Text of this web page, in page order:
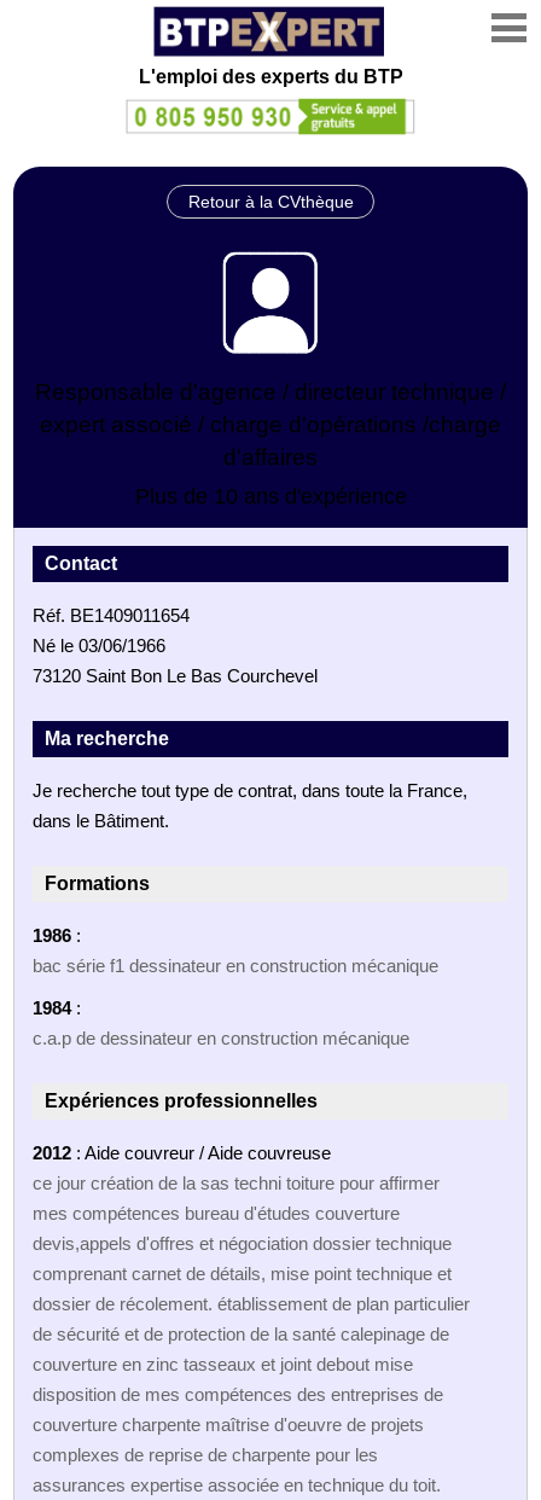
L'emploi des experts du BTP
Retour à la CVthèque
Responsable d'agence / directeur technique /
expert associé / charge d'opérations /charge
d'affaires
Plus de 10 ans d'expérience
Contact
Réf. BE1409011654
Né le 03/06/1966
73120 Saint Bon Le Bas Courchevel
Ma recherche
Je recherche tout type de contrat, dans toute la France,
dans le Bâtiment.
Formations
1986 :
bac série f1 dessinateur en construction mécanique
1984:
c.a.p de dessinateur en construction mécanique
Expériences professionnelles
2012 : Aide couvreur / Aide couvreuse
ce jour création de la sas techni toiture pour affirmer
mes compétences bureau d'études couverture
devis,appels d'offres et négociation dossier technique
comprenant carnet de détails, mise point technique et
dossier de récolement. établissement de plan particulier
de sécurité et de protection de la santé calepinage de
couverture en zinc tasseaux et joint debout mise
disposition de mes compétences des entreprises de
couverture charpente maîtrise d'oeuvre de projets
complexes de reprise de charpente pour les
assurances expertise associée en technique du toit.